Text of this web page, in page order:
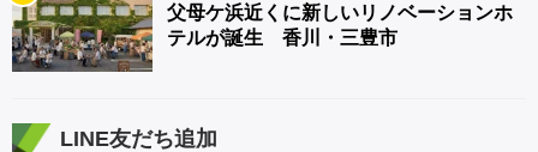
父母ケ浜近くに新しいリノベーションホ
テルが誕生 香川・三豊市
LINE友だち追加